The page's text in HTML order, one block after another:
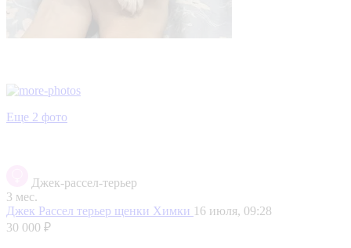
Еще 2 фото
Джек-рассел-терьер
3 мес.
Джек Рассел терьер щенки Химки 16 июля, 09:28
30 000 ₽